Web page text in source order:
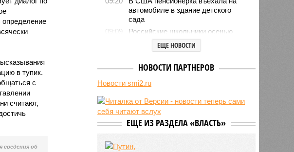
определение
в тупик.
с
считают,
сведения об
автомобиле в здание детского
сада
09:09
Российские школьники осенью
будут отдыхать больше, чем
рекомендации для граждан,
воюющих за ВСУ
лидера на Кубе по
венесуэльскому сценарию
07/08
Экс-президент Финляндии
ЕЩЕ НОВОСТИ
НОВОСТИ ПАРТНЕРОВ
Новости smi2.ru
ЕЩЕ ИЗ РАЗДЕЛА «ВЛАСТЬ»